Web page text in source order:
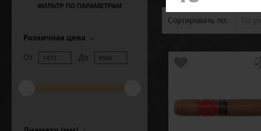
ФИЛЬТР ПО ПАРАМЕТРАМ
Розничная цена
От
До
Сортировать по: